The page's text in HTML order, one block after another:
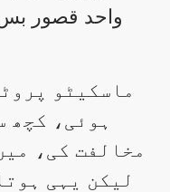
واحد قصور بس
ماسکیٹو
ہوئی، کچھ
مخالفت کی،
لیکن یہی